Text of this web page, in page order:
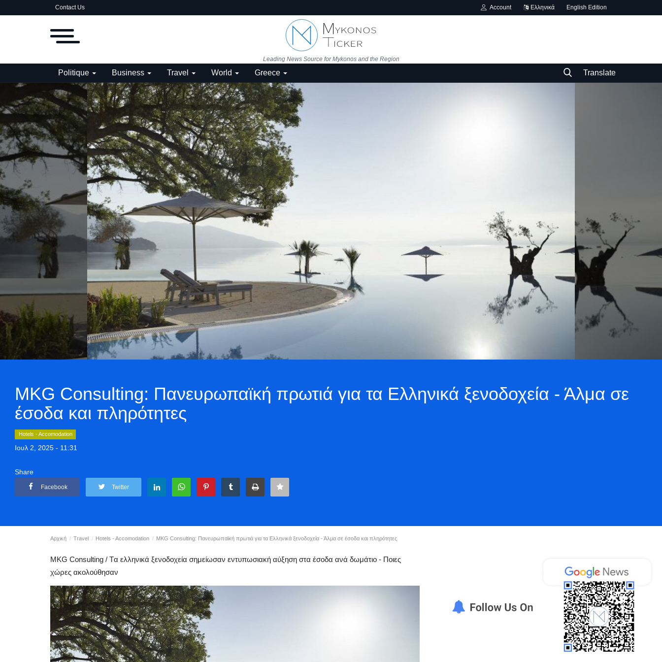
Contact Us Account Ελληνικά English Edition
Leading News Source for Mykonos and the Region
Politique Business Travel World Greece Translate
MKG Consulting: Πανευρωπαϊκή πρωτιά για τα Ελληνικά ξενοδοχεία - Άλμα σε
έσοδα και πληρότητες
Hotels - Accomodation
Ιουλ 2, 2025 - 11:31
Share
Facebook Twitter
Αρχική Travel Hotels - Accomodation MKG Consulting: Πανευρωπαϊκή πρωτιά για τα Ελληνικά ξενοδοχεία - Άλμα σε έσοδα και πληρότητες
MKG Consulting / Tα ελληνικά ξενοδοχεία σημείωσαν εντυπωσιακή αύξηση στα έσοδα ανά δωμάτιο - Ποιες
χώρες ακολούθησαν